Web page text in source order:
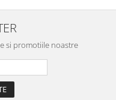
si promotiile noastre